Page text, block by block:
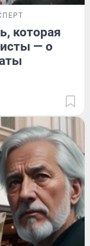
которая
— о